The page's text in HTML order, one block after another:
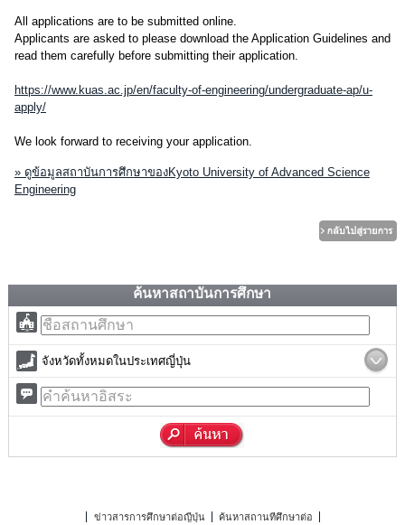
All applications are to be submitted online.
Applicants are asked to please download the Application Guidelines and
read them carefully before submitting their application.
https://www.kuas.ac.jp/en/faculty-of-engineering/undergraduate-ap/u-
apply/
We look forward to receiving your application.
» ดูข้อมูลสถาบันการศึกษาของKyoto University of Advanced Science
Engineering
ค้นหาสถาบันการศึกษา
จังหวัดทั้งหมดในประเทศญี่ปุ่น
ข่าวสารการศึกษาต่อญี่ปุ่น
ค้นหาสถานที่ศึกษาต่อ